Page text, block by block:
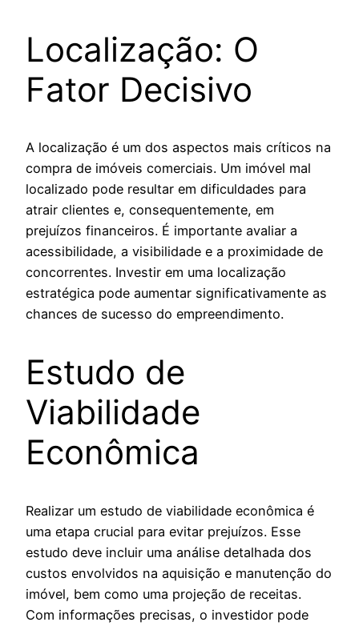
Localização: O
Fator Decisivo
A localização é um dos aspectos mais críticos na
compra de imóveis comerciais. Um imóvel mal
localizado pode resultar em dificuldades para
atrair clientes e, consequentemente, em
prejuízos financeiros. É importante avaliar a
acessibilidade, a visibilidade e a proximidade de
concorrentes. Investir em uma localização
estratégica pode aumentar significativamente as
chances de sucesso do empreendimento.
Estudo de
Viabilidade
Econômica
Realizar um estudo de viabilidade econômica é
uma etapa crucial para evitar prejuízos. Esse
estudo deve incluir uma análise detalhada dos
custos envolvidos na aquisição e manutenção do
imóvel, bem como uma projeção de receitas.
Com informações precisas, o investidor pode